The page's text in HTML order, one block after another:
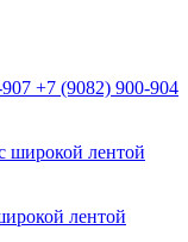
+7 (9082) 900-904
лентой